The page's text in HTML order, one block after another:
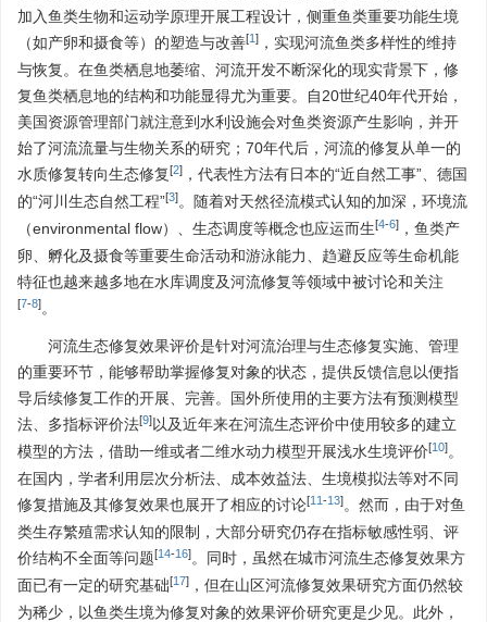
加入鱼类生物和运动学原理开展工程设计，侧重鱼类重要功能生境
（如产卵和摄食等）的塑造与改善[1] ，实现河流鱼类多样性的维持
与恢复。在鱼类栖息地萎缩、河流开发不断深化的现实背景下，修
复鱼类栖息地的结构和功能显得尤为重要。自20世纪40年代开始，
美国资源管理部门就注意到水利设施会对鱼类资源产生影响，并开
始了河流流量与生物关系的研究；70年代后，河流的修复从单一的
水质修复转向生态修复[2] ，代表性方法有日本的“近自然工事”、德国
的“河川生态自然工程”[3]。随着对天然径流模式认知的加深，环境流
（environmental flow）、生态调度等概念也应运而生[4-6] ，鱼类产
卵、孵化及摄食等重要生命活动和游泳能力、趋避反应等生命机能
特征也越来越多地在水库调度及河流修复等领域中被讨论和关注
[7-8]。
河流生态修复效果评价是针对河流治理与生态修复实施、管理
的重要环节，能够帮助掌握修复对象的状态，提供反馈信息以便指
导后续修复工作的开展、完善。国外所使用的主要方法有预测模型
法、多指标评价法[9]以及近年来在河流生态评价中使用较多的建立
模型的方法，借助一维或者二维水动力模型开展浅水生境评价[10]。
在国内，学者利用层次分析法、成本效益法、生境模拟法等对不同
修复措施及其修复效果也展开了相应的讨论[11-13]。然而，由于对鱼
类生存繁殖需求认知的限制，大部分研究仍存在指标敏感性弱、评
价结构不全面等问题[14-16]。同时，虽然在城市河流生态修复效果方
面已有一定的研究基础[17] ，但在山区河流修复效果研究方面仍然较
为稀少，以鱼类生境为修复对象的效果评价研究更是少见。此外，